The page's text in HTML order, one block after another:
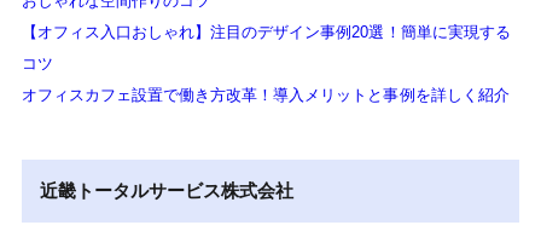
【オフィス入口おしゃれ】注目のデザイン事例20選！簡単に実現する
コツ
オフィスカフェ設置で働き方改革！導入メリットと事例を詳しく紹介
近畿トータルサービス株式会社